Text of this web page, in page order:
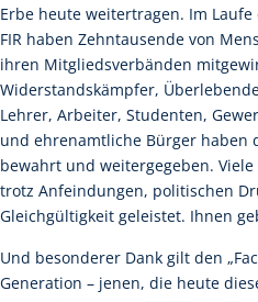
Erbe heute weitertragen. Im
FIR haben Zehntausende von
ihren Mitgliedsverbänden
Widerstandskämpfer,
Lehrer, Arbeiter, Studenten,
und ehrenamtliche Bürger haben
bewahrt und weitergegeben.
trotz Anfeindungen, politischen
Gleichgültigkeit geleistet. Ihnen
Und besonderer Dank gilt den
Generation – jenen, die heute